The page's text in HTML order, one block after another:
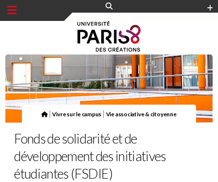
|Vivre sur le campus Vie associative & citoyenne
Fonds de solidarité et de
développement des initiatives
étudiantes (FSDIE)
Panneau de gestion des cookies